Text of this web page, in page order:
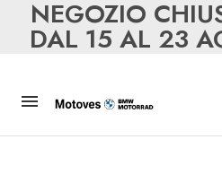
NEGOZIO
DAL 15 AL 23
